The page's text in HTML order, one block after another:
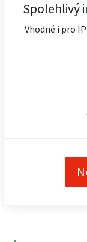
Spolehlivý
Vhodné i pro